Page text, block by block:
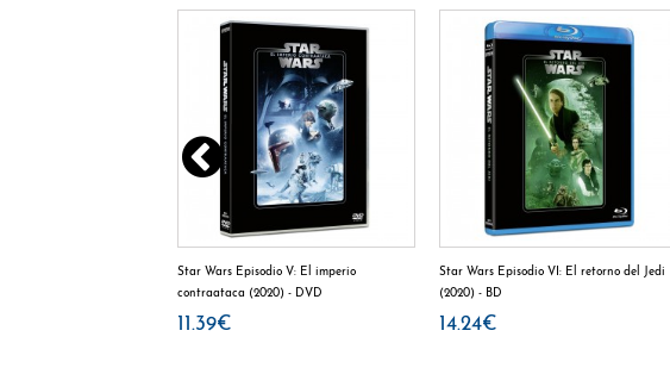
Star Wars Episodio V: El imperio
contraataca (2020) - DVD
11.39€
Star Wars Episodio VI: El retorno del Jedi
(2020) - BD
14.24€